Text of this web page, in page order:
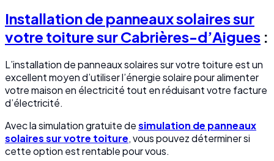
Installation de panneaux solaires sur
votre toiture sur Cabrières-d’Aigues :
L’installation de panneaux solaires sur votre toiture est un
excellent moyen d’utiliser l’énergie solaire pour alimenter
votre maison en électricité tout en réduisant votre facture
d’électricité.
Avec la simulation gratuite desimulation de panneaux
solaires sur votre toiture, vous pouvez déterminer si
cette option est rentable pour vous.